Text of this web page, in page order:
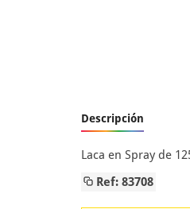
Descripción
Laca en Spray de
Ref: 83708